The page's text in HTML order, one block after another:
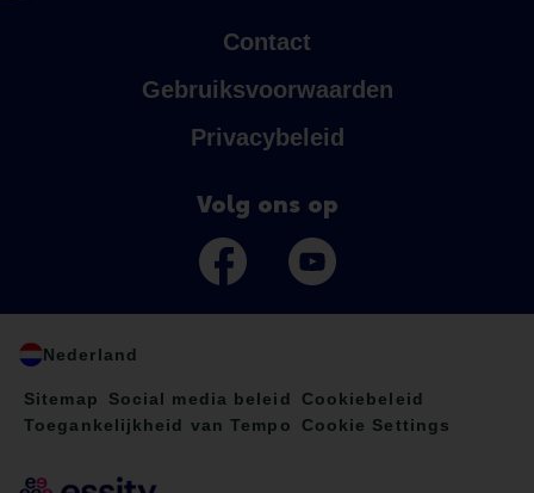
Contact
Gebruiksvoorwaarden
Privacybeleid
Volg ons op
Nederland
Sitemap Social media beleid
Cookiebeleid
Toegankelijkheid van Tempo
Cookie Settings